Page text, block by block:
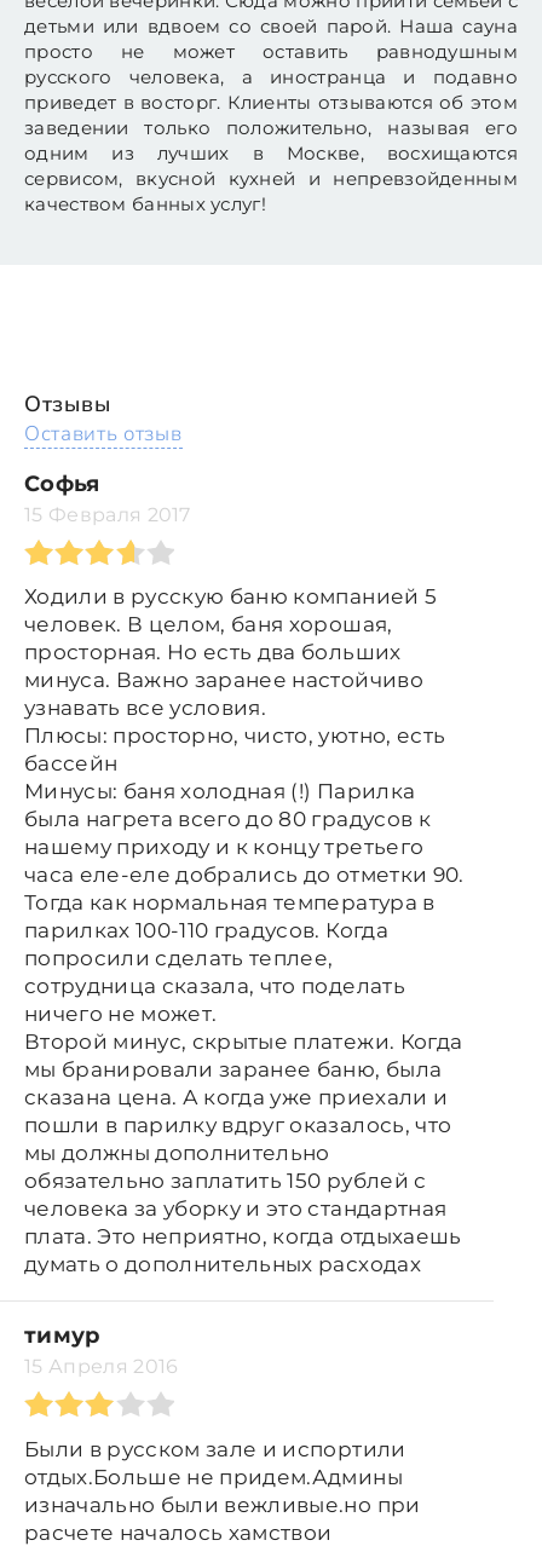
детьми или вдвоем со своей парой. Наша сауна
просто не может оставить равнодушным
русского человека, а иностранца и подавно
приведет в восторг. Клиенты отзываются об этом
заведении только положительно, называя его
одним из лучших в Москве, восхищаются
сервисом, вкусной кухней и непревзойденным
качеством банных услуг!
Отзывы
Оставить отзыв
Софья
15 Февраля 2017
Ходили в русскую баню компанией 5
человек. В целом, баня хорошая,
просторная. Но есть два больших
минуса. Важно заранее настойчиво
узнавать все условия.
Плюсы: просторно, чисто, уютно, есть
бассейн
Минусы: баня холодная (!) Парилка
была нагрета всего до 80 градусов к
нашему приходу и к концу третьего
часа еле-еле добрались до отметки 90.
Тогда как нормальная температура в
парилках 100-110 градусов. Когда
попросили сделать теплее,
сотрудница сказала, что поделать
ничего не может.
Второй минус, скрытые платежи. Когда
мы бранировали заранее баню, была
сказана цена. А когда уже приехали и
пошли в парилку вдруг оказалось, что
мы должны дополнительно
обязательно заплатить 150 рублей с
человека за уборку и это стандартная
плата. Это неприятно, когда отдыхаешь
думать о дополнительных расходах
тимур
15 Апреля 2016
Были в русском зале и испортили
отдых.Больше не придем.Админы
изначально были вежливые.но при
расчете началось хамствои